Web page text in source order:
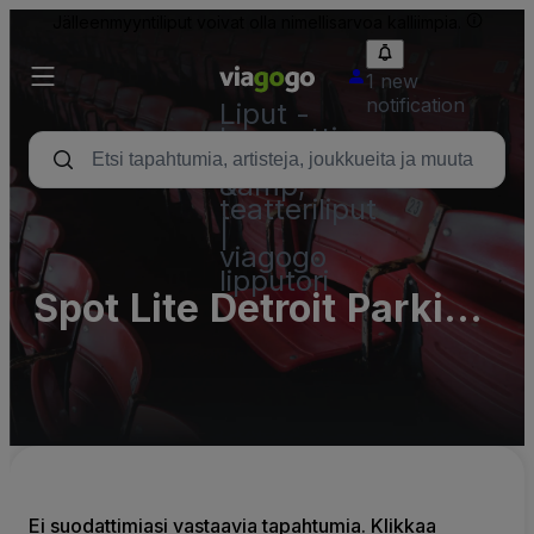
Liput -
konsertti,
urheilu
&amp;
teatteriliput
viagogo
lipputori
1 new
notification
Spot Lite Detroit Parking
Lots (InActive)
Ei suodattimiasi vastaavia tapahtumia. Klikkaa